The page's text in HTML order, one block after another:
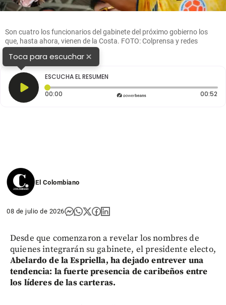
Son cuatro los funcionarios del gabinete del próximo gobierno los
que, hasta ahora, vienen de la Costa. FOTO: Colprensa y redes
sociales
Toca para escuchar×
ESCUCHA EL RESUMEN
00:00 Tiempo transcurrido: 0 segundos 00:52
El Colombiano
08 de julio de 2026
Desde que comenzaron a revelar los nombres de
quienes integrarán su gabinete, el presidente electo,
Abelardo de la Espriella, ha dejado entrever una
tendencia: la fuerte presencia de caribeños entre
los líderes de las carteras.